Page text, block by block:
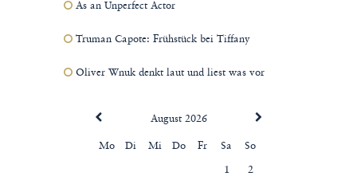
As an Unperfect Actor
Truman Capote: Frühstück bei Tiffany
Oliver Wnuk denkt laut und liest was vor
August 2026
Mo Di Mi Do Fr Sa So
1 2